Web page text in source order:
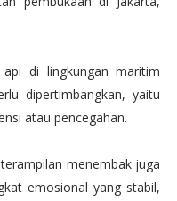
di lingkungan maritim
dipertimbangkan, yaitu
atau pencegahan.
menembak juga
emosional yang stabil,